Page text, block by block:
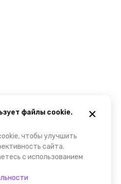
файлы cookie.
чтобы улучшить
сайта.
с использованием